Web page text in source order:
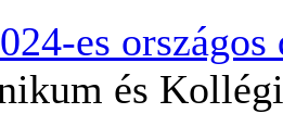
es országos
és